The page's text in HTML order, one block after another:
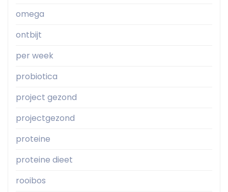
omega
ontbijt
per week
probiotica
project gezond
projectgezond
proteine
proteine dieet
rooibos